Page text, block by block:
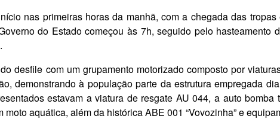
nas primeiras horas da manhã, com a chegada das
do Estado começou às 7h, seguido pelo
desfile com um grupamento motorizado composto por
demonstrando à população parte da estrutura empregada
estavam a viatura de resgate AU 044, a auto
moto aquática, além da histórica ABE 001 “Vovozinha” e